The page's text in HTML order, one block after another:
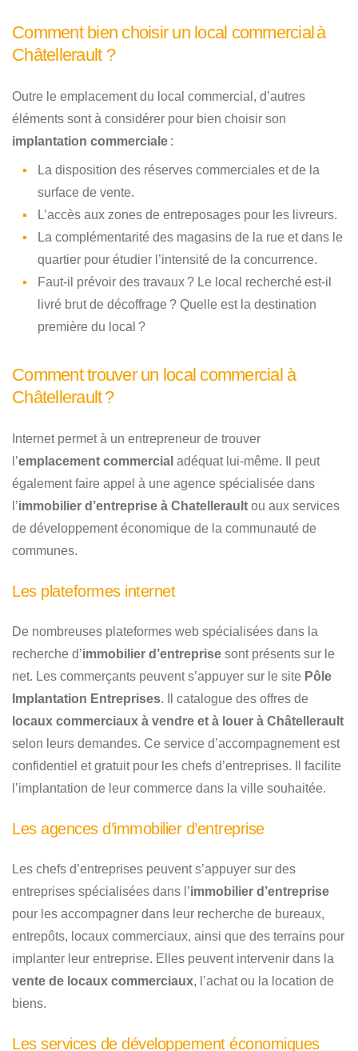
Comment bien choisir un local commercial à
Châtellerault ?
Outre le emplacement du local commercial, d’autres
éléments sont à considérer pour bien choisir son
implantation commerciale :
La disposition des réserves commerciales et de la
surface de vente.
L’accès aux zones de entreposages pour les livreurs.
La complémentarité des magasins de la rue et dans le
quartier pour étudier l’intensité de la concurrence.
Faut-il prévoir des travaux ? Le local recherché est-il
livré brut de décoffrage ? Quelle est la destination
première du local ?
Comment trouver un local commercial à
Châtellerault ?
Internet permet à un entrepreneur de trouver
l’emplacement commercial adéquat lui-même. Il peut
également faire appel à une agence spécialisée dans
l’immobilier d’entreprise à Chatellerault ou aux services
de développement économique de la communauté de
communes.
Les plateformes internet
De nombreuses plateformes web spécialisées dans la
recherche d’immobilier d’entreprise sont présents sur le
net. Les commerçants peuvent s’appuyer sur le site Pôle
Implantation Entreprises. Il catalogue des offres de
locaux commerciaux à vendre et à louer à Châtellerault
selon leurs demandes. Ce service d’accompagnement est
confidentiel et gratuit pour les chefs d’entreprises. Il facilite
l’implantation de leur commerce dans la ville souhaitée.
Les agences d’immobilier d’entreprise
Les chefs d’entreprises peuvent s’appuyer sur des
entreprises spécialisées dans l’immobilier d’entreprise
pour les accompagner dans leur recherche de bureaux,
entrepôts, locaux commerciaux, ainsi que des terrains pour
implanter leur entreprise. Elles peuvent intervenir dans la
vente de locaux commerciaux, l’achat ou la location de
biens.
Les services de développement économiques